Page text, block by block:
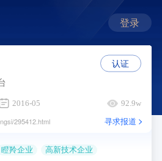
登录
2016-05 92.9w
295412.html 寻求报道
瞪羚企业 高新技术企业
认证